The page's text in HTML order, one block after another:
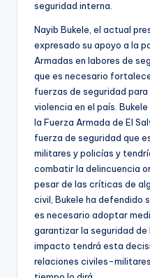
seguridad interna.
Nayib Bukele, el actual
expresado su apoyo a la
Armadas en labores de
que es necesario
fuerzas de seguridad
violencia en el país.
la Fuerza Armada de El
fuerza de seguridad que
militares y policías y
combatir la delincuencia
pesar de las críticas de
civil, Bukele ha defendido
es necesario adoptar
garantizar la seguridad de
impacto tendrá esta
relaciones civiles-